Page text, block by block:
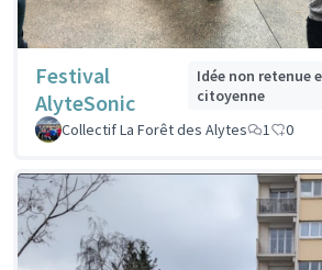
Festival
AlyteSonic
Idée non retenue
citoyenne
Collectif La Forêt des Alytes
1 0